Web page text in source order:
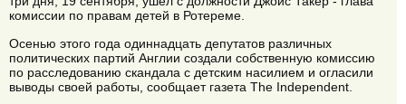
комиссии по правам детей в Ротереме.
Осенью этого года одиннадцать депутатов различных
политических партий Англии создали собственную комиссию
по расследованию скандала с детским насилием и огласили
выводы своей работы, сообщает газета The Independent.